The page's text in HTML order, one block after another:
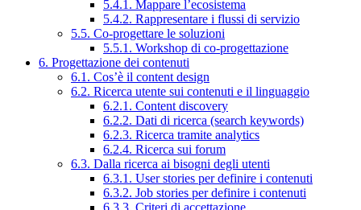
5.4.1. Mappare l’ecosistema
5.4.2. Rappresentare i flussi di servizio
5.5. Co-progettare le soluzioni
5.5.1. Workshop di co-progettazione
6. Progettazione dei contenuti
6.1. Cos’è il content design
6.2. Ricerca utente sui contenuti e il linguaggio
6.2.1. Content discovery
6.2.2. Dati di ricerca (search keywords)
6.2.3. Ricerca tramite analytics
6.2.4. Ricerca sui forum
6.3. Dalla ricerca ai bisogni degli utenti
6.3.1. User stories per definire i contenuti
6.3.2. Job stories per definire i contenuti
6.3.3. Criteri di accettazione